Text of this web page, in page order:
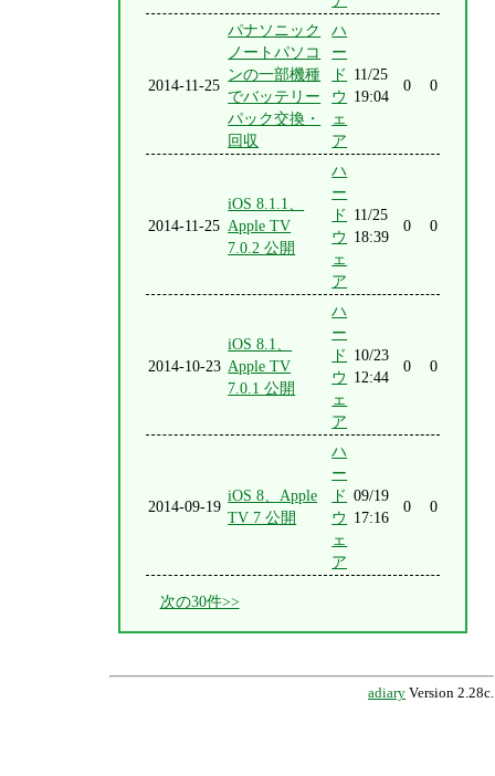
2014-11-25
パナソニック
ノートパソコ
ンの一部機種
でバッテリー
パック交換・
回収
ハ
ー
ド
ウ
ェ
ア
11/25
19:04
0 0
2014-11-25
iOS 8.1.1、
Apple TV
7.0.2 公開
ハ
ー
ド
ウ
ェ
ア
11/25
18:39
0 0
2014-10-23
iOS 8.1、
Apple TV
7.0.1 公開
ハ
ー
ド
ウ
ェ
ア
10/23
12:44
0 0
2014-09-19
iOS 8、Apple
TV 7 公開
ハ
ー
ド
ウ
ェ
ア
09/19
17:16
0 0
次の30件>>
adiary Version 2.28c.